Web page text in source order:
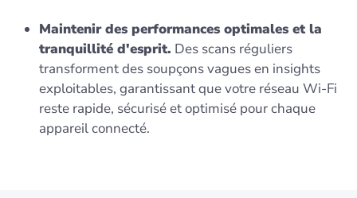
Maintenir des performances optimales et la
tranquillité d'esprit. Des scans réguliers
transforment des soupçons vagues en insights
exploitables, garantissant que votre réseau Wi-Fi
reste rapide, sécurisé et optimisé pour chaque
appareil connecté.